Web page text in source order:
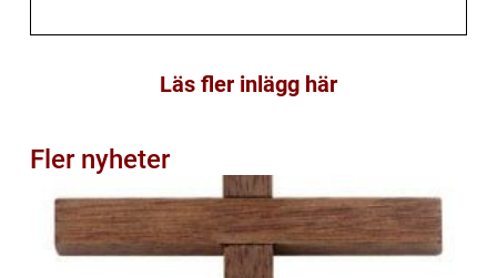
Läs fler inlägg här
Fler nyheter